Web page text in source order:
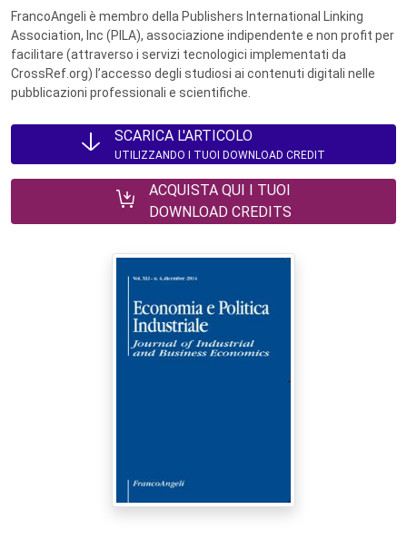
FrancoAngeli è membro della Publishers International Linking
Association, Inc (PILA), associazione indipendente e non profit per
facilitare (attraverso i servizi tecnologici implementati da
CrossRef.org) l’accesso degli studiosi ai contenuti digitali nelle
pubblicazioni professionali e scientifiche.
SCARICA L'ARTICOLO
UTILIZZANDO I TUOI DOWNLOAD CREDIT
ACQUISTA QUI I TUOI
DOWNLOAD CREDITS